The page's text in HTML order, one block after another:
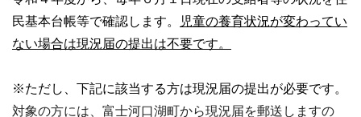
民基本台帳等で確認します。
児童の養育状況が変わってい
ない場合は現況届の提出は不要です。
※ただし、下記に該当する方は現況届の提出が必要です。
対象の方には、富士河口湖町から現況届を郵送しますの